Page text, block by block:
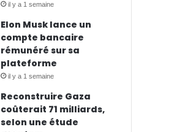
il y a 1 semaine
Elon Musk lance un
compte bancaire
rémunéré sur sa
plateforme
il y a 1 semaine
Reconstruire Gaza
coûterait 71 milliards,
selon une étude